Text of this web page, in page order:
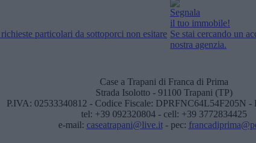
particolari da sottoporci non esitare
Segnala
il tuo immobile!
Se stai cercando un
nostra agenzia.
Case a Trapani di Franca di Prima
Strada Isolotto - 91100 Trapani (TP)
P.IVA: 02533340812 - Codice Fiscale: DPRFNC64L54F205N -
tel: +39 092320804 - cell: +39 3772834425
e-mail: caseatrapani@live.it- pec: